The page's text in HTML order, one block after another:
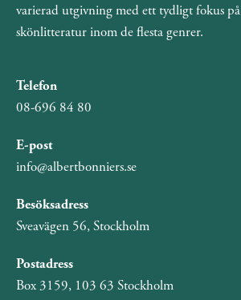
varierad utgivning med ett tydligt fokus på
skönlitteratur inom de flesta genrer.
Telefon
08-696 84 80
E-post
info@albertbonniers.se
Besöksadress
Sveavägen 56, Stockholm
Postadress
Box 3159, 103 63 Stockholm